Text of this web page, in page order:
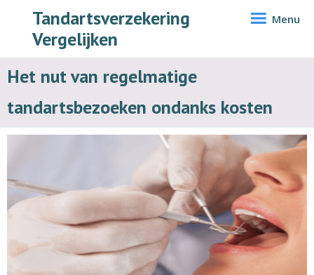
Tandartsverzekering
Vergelijken
Menu
Het nut van regelmatige
tandartsbezoeken ondanks kosten